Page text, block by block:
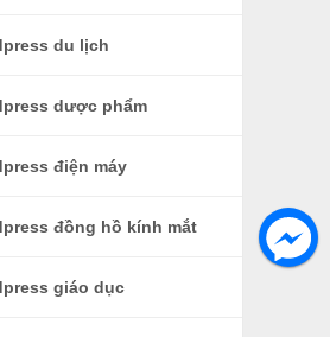
du lịch
dược phẩm
điện máy
đồng hồ kính mắt
giáo dục